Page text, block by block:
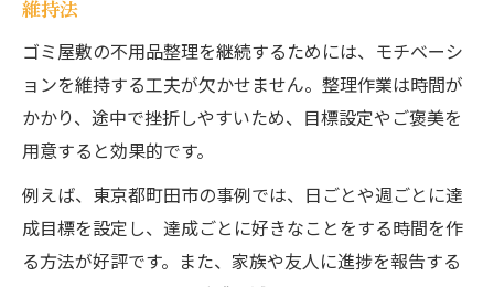
維持法
ゴミ屋敷の不用品整理を継続するためには、モチベーシ
ョンを維持する工夫が欠かせません。整理作業は時間が
かかり、途中で挫折しやすいため、目標設定やご褒美を
用意すると効果的です。
例えば、東京都町田市の事例では、日ごとや週ごとに達
成目標を設定し、達成ごとに好きなことをする時間を作
る方法が好評です。また、家族や友人に進捗を報告する